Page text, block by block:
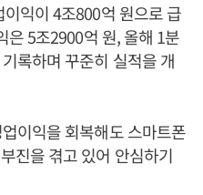
익이 4조800억 원으로 급
은 5조2900억 원, 올해 1분
록하며 꾸준히 실적을 개
이익을 회복해도 스마트폰
진을 겪고 있어 안심하기